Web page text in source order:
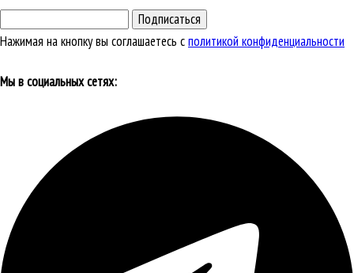
Подписаться
Нажимая на кнопку вы соглашаетесь сполитикой конфиденциальности
Мы в социальных сетях: